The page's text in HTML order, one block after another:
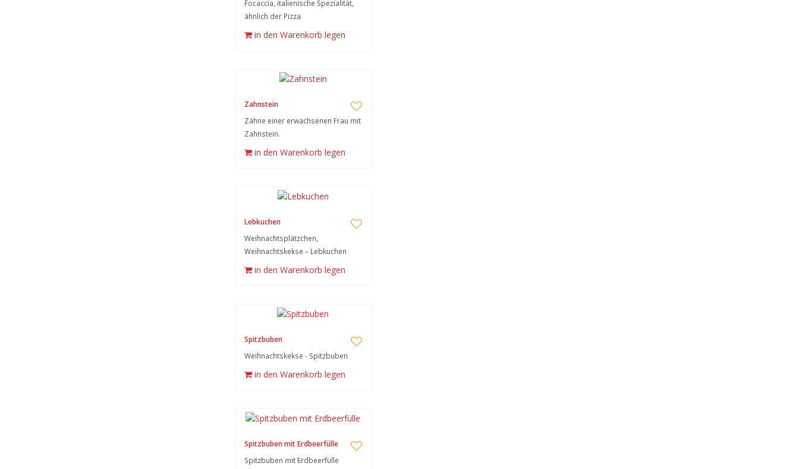
Focaccia, italienische Spezialität,
ähnlich der Pizza
in den Warenkorb legen
Zahnstein
Zähne einer erwachsenen Frau mit
Zahnstein.
in den Warenkorb legen
Lebkuchen
Weihnachtsplätzchen,
Weihnachtskekse – Lebkuchen
in den Warenkorb legen
Spitzbuben
Weihnachtskekse - Spitzbuben
in den Warenkorb legen
Spitzbuben mit Erdbeerfülle
Spitzbuben mit Erdbeerfülle